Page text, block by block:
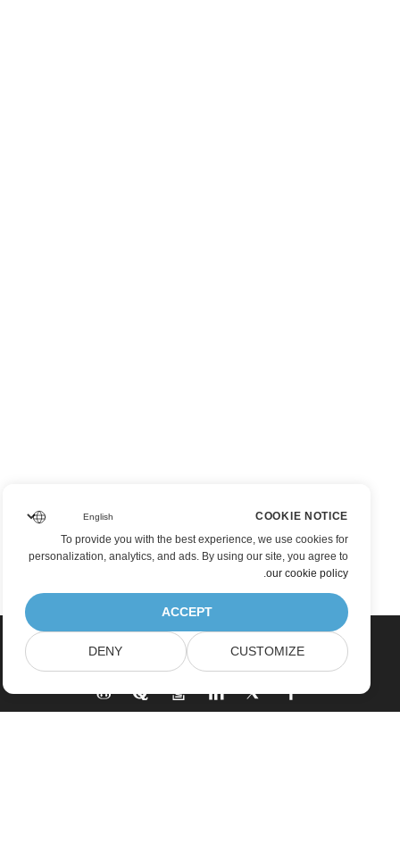
COOKIE NOTICE
To provide you with the best experience, we use cookies for
personalization, analytics, and ads. By using our site, you agree to
our cookie policy
.
ACCEPT
CUSTOMIZE
DENY